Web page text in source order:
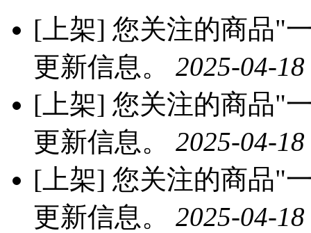
[上架] 您关注的商品"
更新信息。 2025-04-
[上架] 您关注的商品"
更新信息。 2025-04-
[上架] 您关注的商品"
更新信息。 2025-04-